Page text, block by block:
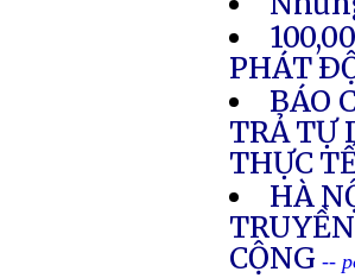
PHÁT
BÁO
TRẢ TỰ
THỰC
HÀ
CỘNG--